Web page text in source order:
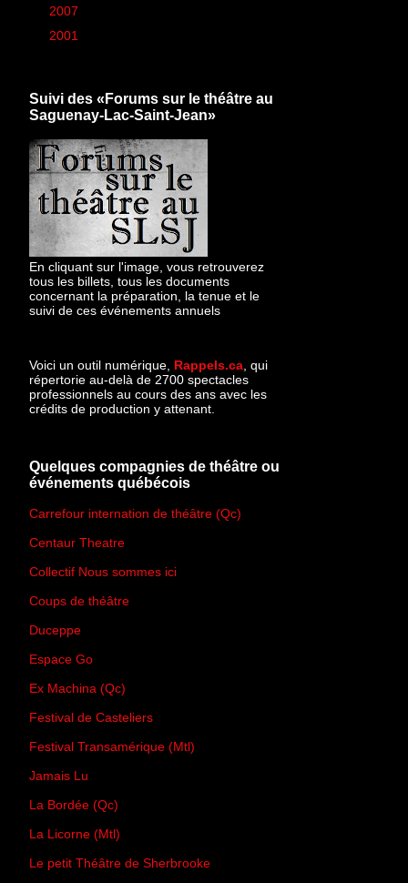
2007
2001
Suivi des «Forums sur le théâtre au
Saguenay-Lac-Saint-Jean»
En cliquant sur l'image, vous retrouverez
tous les billets, tous les documents
concernant la préparation, la tenue et le
suivi de ces événements annuels
Voici un outil numérique, Rappels.ca , qui
répertorie au-delà de 2700 spectacles
professionnels au cours des ans avec les
crédits de production y attenant.
Quelques compagnies de théâtre ou
événements québécois
Carrefour internation de théâtre (Qc)
Centaur Theatre
Collectif Nous sommes ici
Coups de théâtre
Duceppe
Espace Go
Ex Machina (Qc)
Festival de Casteliers
Festival Transamérique (Mtl)
Jamais Lu
La Bordée (Qc)
La Licorne (Mtl)
Le petit Théâtre de Sherbrooke